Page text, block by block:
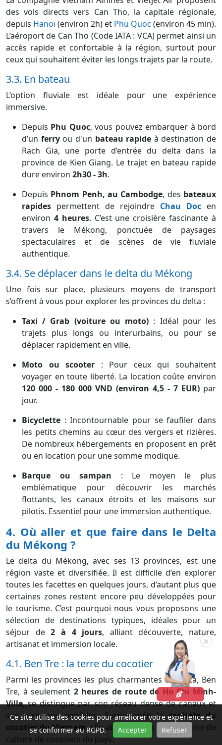
des vols directs vers Can Tho, la capitale régionale,
depuis Hanoï(environ 2h) et Phu Quoc (environ 45 min).
L’aéroport de Can Tho (Code IATA : VCA) permet ainsi un
accès rapide et confortable à la région, surtout pour
ceux qui souhaitent éviter les longs trajets par la route.
3.3. En bateau
L’option fluviale est idéale pour une expérience
immersive.
Depuis Phu Quoc, vous pouvez embarquer à bord
d’un ferry ou d'un bateau rapide à destination de
Rach Gia, une porte d’entrée du delta dans la
province de Kien Giang. Le trajet en bateau rapide
dure environ 2h30 - 3h.
Depuis Phnom Penh, au Cambodge, des bateaux
rapides permettent de rejoindre Chau Doc en
environ 4 heures. C’est une croisière fascinante à
travers le Mékong, ponctuée de paysages
spectaculaires et de scènes de vie fluviale
authentique.
3.4. Se déplacer dans le delta du Mékong
Une fois sur place, plusieurs moyens de transport
s’offrent à vous pour explorer les provinces du delta :
Taxi / Grab (voiture ou moto) : Idéal pour les
trajets plus longs ou interurbains, ou pour se
déplacer rapidement en ville.
Moto ou scooter : Pour ceux qui souhaitent
voyager en toute liberté. La location coûte environ
120 000 - 180 000 VND (environ 4,5 - 7 EUR) par
jour.
Bicyclette : Incontournable pour se faufiler dans
les petits chemins au cœur des vergers et rizières.
De nombreux hébergements en proposent en prêt
ou en location pour une somme modique.
Barque ou sampan : Le moyen le plus
emblématique pour découvrir les marchés
flottants, les canaux étroits et les maisons sur
pilotis. Essentiel pour une immersion authentique.
4. Où aller et que faire dans le Delta
du Mékong ?
Le delta du Mékong, avec ses 13 provinces, est une
région vaste et diversifiée. Il est difficile d’en explorer
toutes les facettes en quelques jours, d’autant plus que
certaines zones restent encore peu développées pour
le tourisme. C’est pourquoi nous vous proposons une
sélection de destinations typiques, idéales pour un
séjour de2 à 4 jours, alliant découverte, nature,
artisanat et immersion locale.
4.1. Ben Tre : la terre du cocotier
Parmi les provinces les plus charmantes du delta, Ben
Tre, à seulement 2 heures de route de Ho Chi Minh-
Ville, se distingue par son réseau dense de canaux et
ses paysages paisibles. Surnommée lacapitale du
cocotier du Vietnam, elle abrite la plus grande zone de
culture de cocotiers du pays.
Ce site utilise des cookies pour améliorer votre expérience et
se conformer au RGPD.
Accepter Refuser